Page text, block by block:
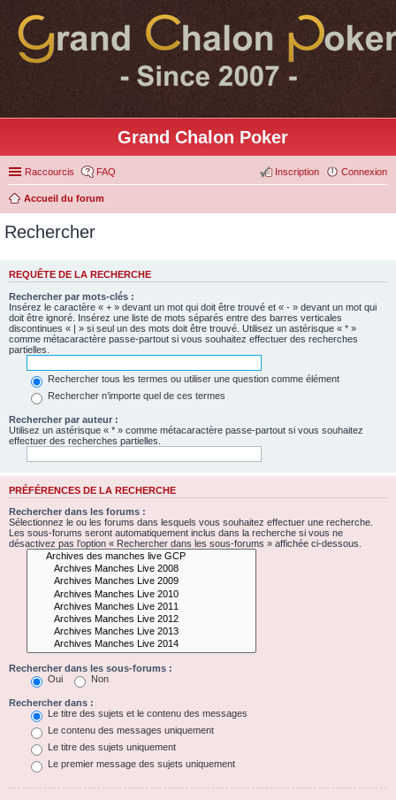
Grand Chalon Poker
Raccourcis FAQ Connexion
Inscription
Accueil du forum
Rechercher
REQUÊTE DE LA RECHERCHE
Rechercher par mots-clés :
Insérez le caractère « + » devant un mot qui doit être trouvé et « - » devant un mot qui
doit être ignoré. Insérez une liste de mots séparés entre des barres verticales
discontinues « | » si seul un des mots doit être trouvé. Utilisez un astérisque « * »
comme métacaractère passe-partout si vous souhaitez effectuer des recherches
partielles.
Rechercher tous les termes ou utiliser une question comme élément
Rechercher n’importe quel de ces termes
Rechercher par auteur :
Utilisez un astérisque « * » comme métacaractère passe-partout si vous souhaitez
effectuer des recherches partielles.
PRÉFÉRENCES DE LA RECHERCHE
Rechercher dans les forums :
Sélectionnez le ou les forums dans lesquels vous souhaitez effectuer une recherche.
Les sous-forums seront automatiquement inclus dans la recherche si vous ne
désactivez pas l’option « Rechercher dans les sous-forums » affichée ci-dessous.
Rechercher dans les sous-forums :
Oui
Non
Rechercher dans :
Le titre des sujets et le contenu des messages
Le contenu des messages uniquement
Le titre des sujets uniquement
Le premier message des sujets uniquement